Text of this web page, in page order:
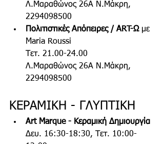
Λ.Μαραθώνος 26Α Ν.Μάκρη,
2294098500
Πολιτιστικές Απόπειρες / ART-Ω με
Maria Roussi
Τετ. 21.00-24.00
Λ.Μαραθώνος 26Α Ν.Μάκρη,
2294098500
ΚΕΡΑΜΙΚΗ - ΓΛΥΠΤΙΚΗ
Art Marque - Κεραμική Δημιουργία
Δευ. 16:30-18:30, Τετ. 10:00-